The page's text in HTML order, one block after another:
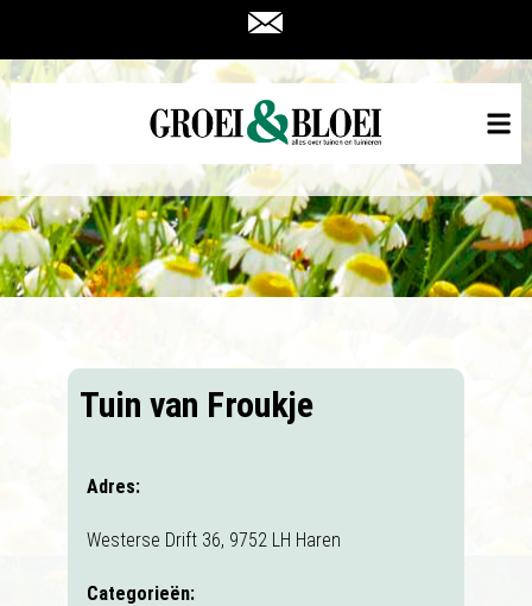
Tuin van Froukje
Adres:
Westerse Drift 36, 9752 LH Haren
Categorieën: